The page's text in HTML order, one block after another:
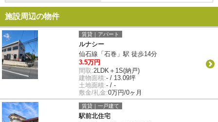
施設周辺の物件
賃貸｜アパート
ルナシー
仙石線「石巻」駅 徒歩14分
3.5万円
間取:2LDK＋1S(納戸)
建物面積:- / 13.09坪
土地面積:- / -
敷金/礼金:0万円/0ヶ月
賃貸｜一戸建て
駅前北住宅